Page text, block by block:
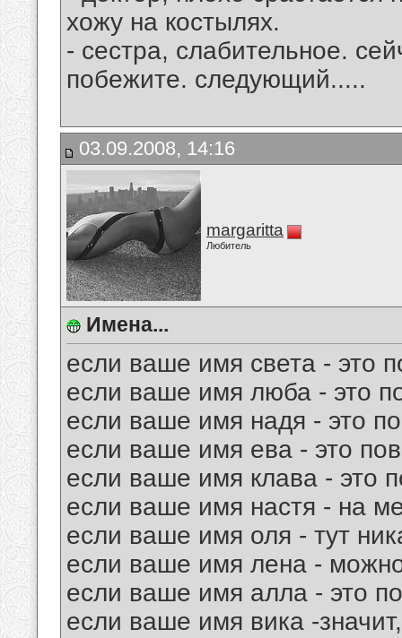
хожу на костылях.
- сестра, слабительное.
побежите. следующий.....
03.09.2008, 14:16
margaritta
Любитель
Имена...
если ваше имя света - это
если ваше имя люба - это
если ваше имя надя - это
если ваше имя ева - это
если ваше имя клава - это
если ваше имя настя - на
если ваше имя оля - тут
если ваше имя лена -
если ваше имя алла - это
если ваше имя вика -